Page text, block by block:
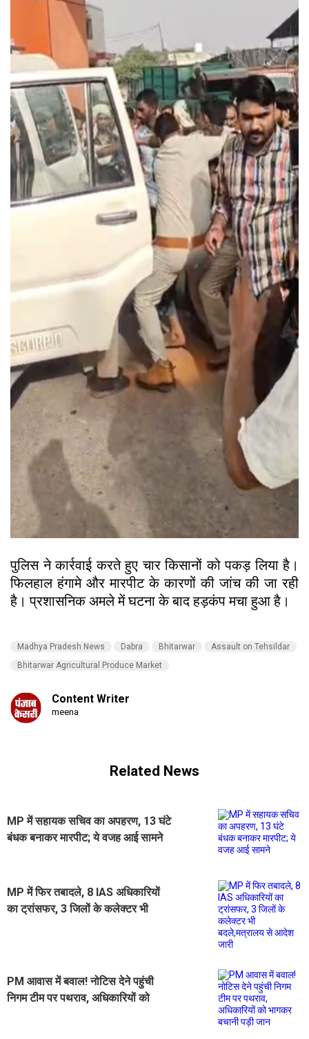
पुलिस ने कार्रवाई करते हुए चार किसानों को पकड़ लिया है।
फिलहाल हंगामे और मारपीट के कारणों की जांच की जा रही
है। प्रशासनिक अमले में घटना के बाद हड़कंप मचा हुआ है।
Madhya Pradesh News Dabra Bhitarwar
Assault on Tehsildar
Bhitarwar Agricultural Produce Market
Content Writer
meena
Related News
MP में सहायक सचिव का अपहरण, 13 घंटे
बंधक बनाकर मारपीट; ये वजह आई सामने
MP में फिर तबादले, 8 IAS अधिकारियों
का ट्रांसफर, 3 जिलों के कलेक्टर भी
PM आवास में बवाल! नोटिस देने पहुंची
निगम टीम पर पथराव, अधिकारियों को